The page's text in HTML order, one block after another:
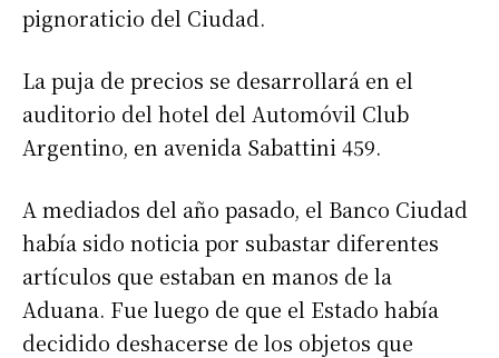
pignoraticio del Ciudad.
La puja de precios se desarrollará en el
auditorio del hotel del Automóvil Club
Argentino, en avenida Sabattini 459.
A mediados del año pasado, el Banco Ciudad
había sido noticia por subastar diferentes
artículos que estaban en manos de la
Aduana. Fue luego de que el Estado había
decidido deshacerse de los objetos que